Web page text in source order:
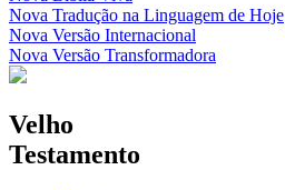
Nova Tradução na Linguagem de Hoje
Nova Versão Internacional
Nova Versão Transformadora
Velho
Testamento